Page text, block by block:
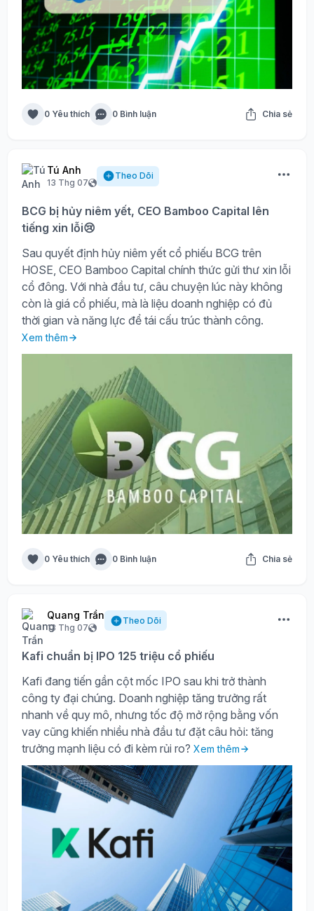
0 Yêu thích 0 Bình luận Chia sẻ
Tú Anh
13 Thg 07
Theo Dõi
BCG bị hủy niêm yết, CEO Bamboo Capital lên
tiếng xin lỗi😢
Sau quyết định hủy niêm yết cổ phiếu BCG trên
HOSE, CEO Bamboo Capital chính thức gửi thư xin lỗi
cổ đông. Với nhà đầu tư, câu chuyện lúc này không
còn là giá cổ phiếu, mà là liệu doanh nghiệp có đủ
thời gian và năng lực để tái cấu trúc thành công.
Xem thêm
0 Yêu thích 0 Bình luận Chia sẻ
Quang Trần
13 Thg 07
Theo Dõi
Kafi chuẩn bị IPO 125 triệu cổ phiếu
Kafi đang tiến gần cột mốc IPO sau khi trở thành
công ty đại chúng. Doanh nghiệp tăng trưởng rất
nhanh về quy mô, nhưng tốc độ mở rộng bằng vốn
vay cũng khiến nhiều nhà đầu tư đặt câu hỏi: tăng
trưởng mạnh liệu có đi kèm rủi ro? Xem thêm